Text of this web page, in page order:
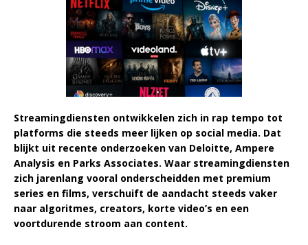
Streamingdiensten ontwikkelen zich in rap tempo tot
platforms die steeds meer lijken op social media. Dat
blijkt uit recente onderzoeken van Deloitte, Ampere
Analysis en Parks Associates. Waar streamingdiensten
zich jarenlang vooral onderscheidden met premium
series en films, verschuift de aandacht steeds vaker
naar algoritmes, creators, korte video’s en een
voortdurende stroom aan content.